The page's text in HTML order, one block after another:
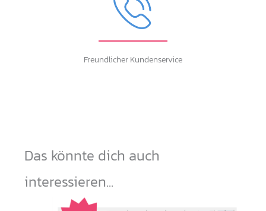
Freundlicher Kundenservice
Das könnte dich auch
interessieren...